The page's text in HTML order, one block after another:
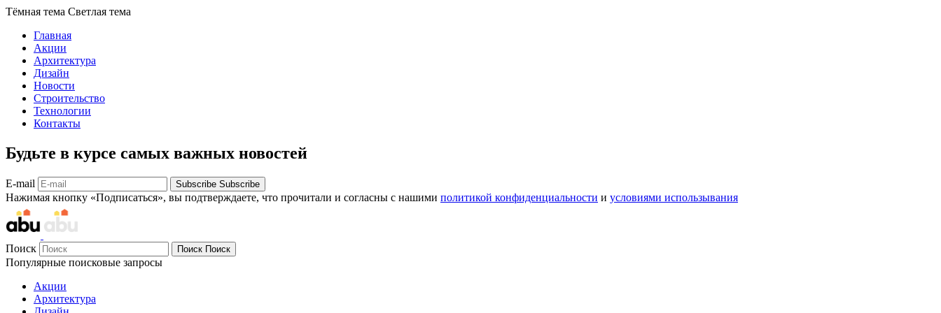
Тёмная тема Светлая тема
Главная
Акции
Архитектура
Дизайн
Новости
Строительство
Технологии
Контакты
Будьте в курсе самых важных новостей
E-mail Subscribe Subscribe
Нажимая кнопку «Подписаться», вы подтверждаете, что прочитали и согласны с нашими политикой конфиденциальности и условиями использывания
Поиск Поиск Поиск
Популярные поисковые запросы
Акции
Архитектура